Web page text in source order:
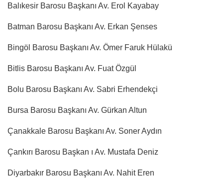
Balıkesir Barosu Başkanı Av. Erol Kayabay
Batman Barosu Başkanı Av. Erkan Şenses
Bingöl Barosu Başkanı Av. Ömer Faruk Hülakü
Bitlis Barosu Başkanı Av. Fuat Özgül
Bolu Barosu Başkanı Av. Sabri Erhendekçi
Bursa Barosu Başkanı Av. Gürkan Altun
Çanakkale Barosu Başkanı Av. Soner Aydın
Çankırı Barosu Başkan ı Av. Mustafa Deniz
Diyarbakır Barosu Başkanı Av. Nahit Eren